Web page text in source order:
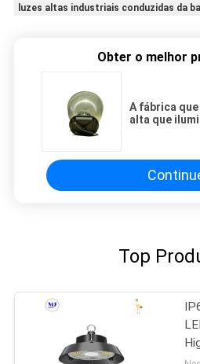
luzes altas industriais conduzidas da
Obter o melhor
A fábrica que
alta que
Top